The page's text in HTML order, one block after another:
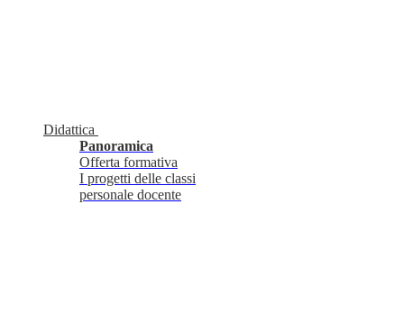
Didattica
Panoramica
Offerta formativa
I progetti delle classi
personale docente